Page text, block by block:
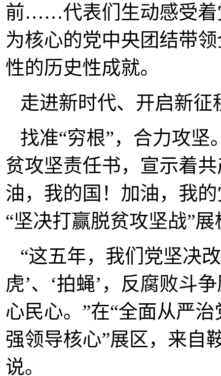
前……代表们生动感受着
为核心的党中央团结带
性的历史性成就。
走进新时代、开启新
找准“穷根”，合力攻
贫攻坚责任书，宣示着
油，我的国！加油，我
“坚决打赢脱贫攻坚战”
“这五年，我们党坚决
虎’、‘拍蝇’，反腐败斗
心民心。”在“全面从严
强领导核心”展区，来自
说。